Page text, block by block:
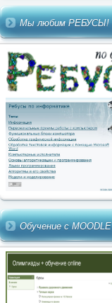
Мы любим РЕБУСЫ!
Обучение с MOODLE